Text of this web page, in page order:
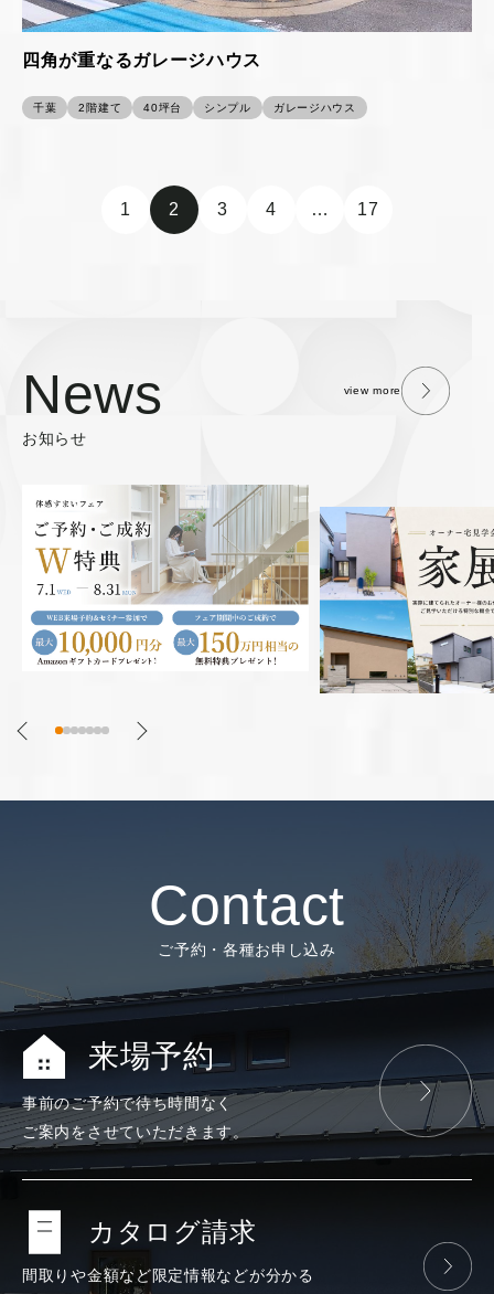
四角が重なるガレージハウス
千葉 2階建て 40坪台 シンプル ガレージハウス
1 2 3 4 … 17
News
お知らせ
view more
Contact
ご予約・各種お申し込み
来場予約
事前のご予約で待ち時間なく
ご案内をさせていただきます。
カタログ請求
間取りや金額など限定情報などが分かる